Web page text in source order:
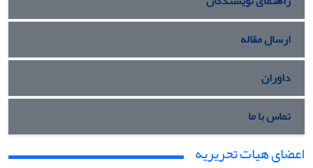
ارسال مقاله
داوران
تماس با ما
اعضای هیات تحریریه